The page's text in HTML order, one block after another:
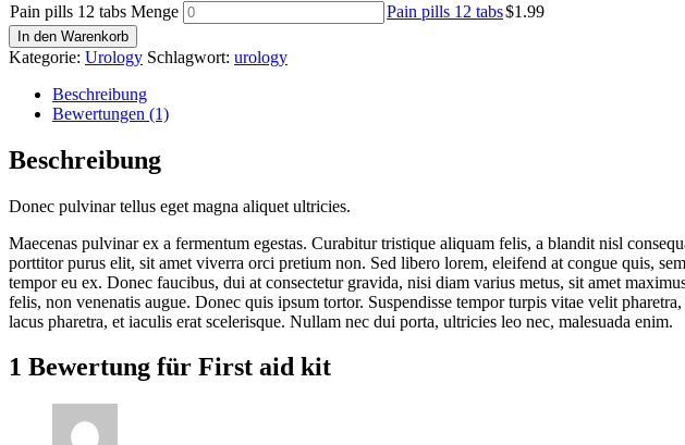
Pain pills 12 tabs Menge
Pain pills 12 tabs$1.99
In den Warenkorb
Kategorie: Urology Schlagwort: urology
Beschreibung
Bewertungen (1)
Beschreibung
Donec pulvinar tellus eget magna aliquet ultricies.
Maecenas pulvinar ex a fermentum egestas. Curabitur tristique aliquam felis, a blandit nisl
porttitor purus elit, sit amet viverra orci pretium non. Sed libero lorem, eleifend at congue quis,
tempor eu ex. Donec faucibus, dui at consectetur gravida, nisi diam varius metus, sit amet
felis, non venenatis augue. Donec quis ipsum tortor. Suspendisse tempor turpis vitae velit
lacus pharetra, et iaculis erat scelerisque. Nullam nec dui porta, ultricies leo nec, malesuada enim.
1 Bewertung für First aid kit